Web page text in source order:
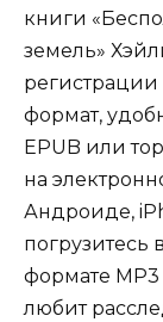
книги
земель»
регистрации
формат,
EPUB или
на
Андроиде,
погрузитесь
формате MP3
любит